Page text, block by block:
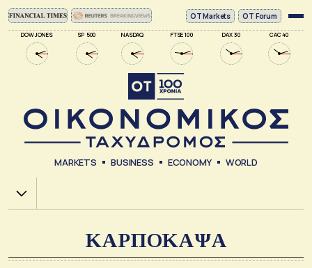
DOW JONES SP 500 NASDAQ FTSE 100 DAX 30 CAC 40
ΟΤ Markets OT Forum
MARKETS BUSINESS ECONOMY WORLD
Χ.Α.
ΚΑΡΠΟΚΑΨΑ